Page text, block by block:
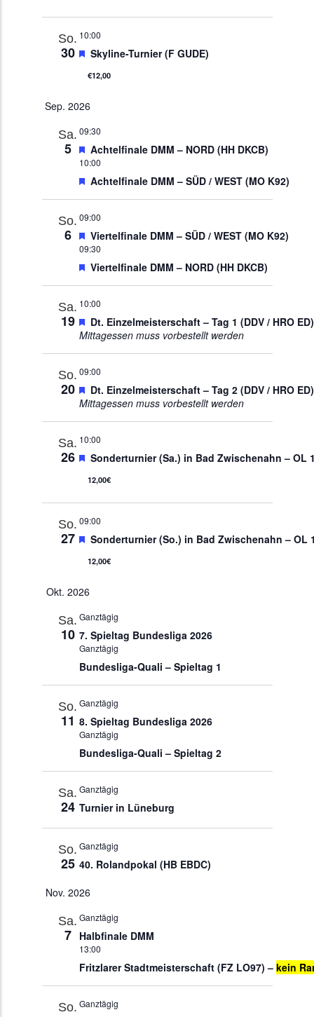
So.
30
10:00
Empfohlen
Skyline-Turnier (F GUDE)
€12,00
Sep. 2026
Sa.
5
09:30
Empfohlen
Achtelfinale DMM – NORD (HH DKCB)
10:00
Empfohlen
Achtelfinale DMM – SÜD / WEST (MO K92)
So.
6
09:00
Empfohlen
Viertelfinale DMM – SÜD / WEST (MO K92)
09:30
Empfohlen
Viertelfinale DMM – NORD (HH DKCB)
Sa.
19
10:00
Empfohlen
Dt. Einzelmeisterschaft – Tag 1 (DDV / HRO ED)
Mittagessen muss vorbestellt werden
So.
20
09:00
Empfohlen
Dt. Einzelmeisterschaft – Tag 2 (DDV / HRO ED)
Mittagessen muss vorbestellt werden
Sa.
26
10:00
Empfohlen
Sonderturnier (Sa.) in Bad Zwischenahn – OL
12,00€
So.
27
09:00
Empfohlen
Sonderturnier (So.) in Bad Zwischenahn – OL
12,00€
Okt. 2026
Sa.
10
Ganztägig
7. Spieltag Bundesliga 2026
Ganztägig
Bundesliga-Quali – Spieltag 1
So.
11
Ganztägig
8. Spieltag Bundesliga 2026
Ganztägig
Bundesliga-Quali – Spieltag 2
Sa.
24
Ganztägig
Turnier in Lüneburg
So.
25
Ganztägig
40. Rolandpokal (HB EBDC)
Nov. 2026
Sa.
7
Ganztägig
Halbfinale DMM
13:00
Fritzlarer Stadtmeisterschaft (FZ LO97) – kein
So. Ganztägig